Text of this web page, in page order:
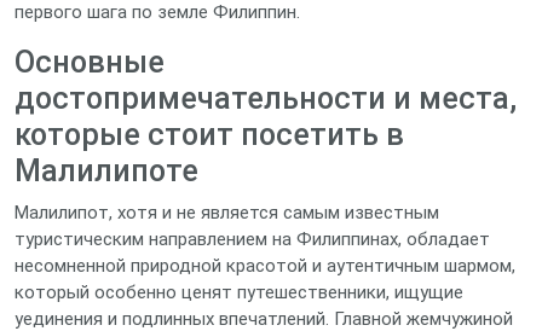
первого шага по земле Филиппин.
Основные
достопримечательности и места,
которые стоит посетить в
Малилипоте
Малилипот, хотя и не является самым известным
туристическим направлением на Филиппинах, обладает
несомненной природной красотой и аутентичным шармом,
который особенно ценят путешественники, ищущие
уединения и подлинных впечатлений. Главной жемчужиной